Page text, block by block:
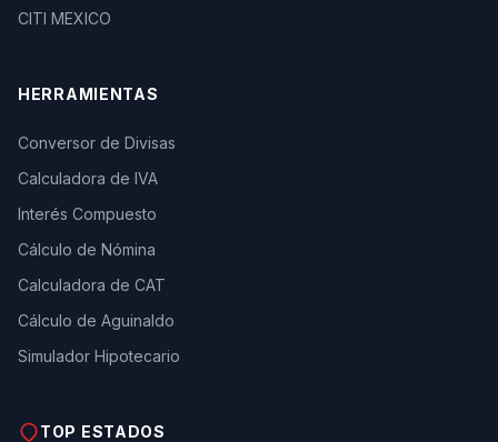
CITI MEXICO
HERRAMIENTAS
Conversor de Divisas
Calculadora de IVA
Interés Compuesto
Cálculo de Nómina
Calculadora de CAT
Cálculo de Aguinaldo
Simulador Hipotecario
TOP ESTADOS